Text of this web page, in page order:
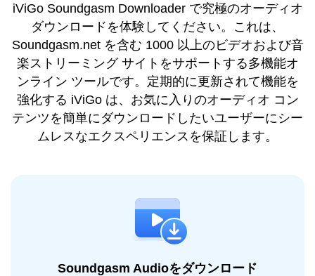
iViGo Soundgasm Downloader で究極のオーディオ
ダウンロードを体験してください。これは、
Soundgasm.net を含む 1000 以上のビデオおよび音
楽ストリーミング サイトをサポートする多機能オ
ンライン ツールです。定期的に更新されて機能を
強化する iViGo は、お気に入りのオーディオ コン
テンツを簡単にダウンロードしたいユーザーにシー
ムレスなエクスペリエンスを保証します。
Soundgasm Audioをダウンロード